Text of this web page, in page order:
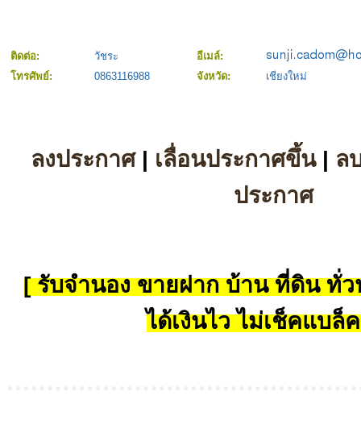
ติดต่อ: วัชระ
อีเมล์:
โทรศัพย์:
0863116988 จังหวัด: เชียงใหม่
ลงประกาศ| เลื่อนประกาศขึ้น| ล
ประกาศ
[ รับจำนอง ขายฝาก บ้าน ที่ดิน ทั่ว
ได้เงินไว ไม่เช็คแบล็